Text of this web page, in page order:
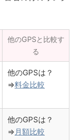
他のGPSと比較す
る
他のGPSは？
⇒料金比較
他のGPSは？
⇒月額比較